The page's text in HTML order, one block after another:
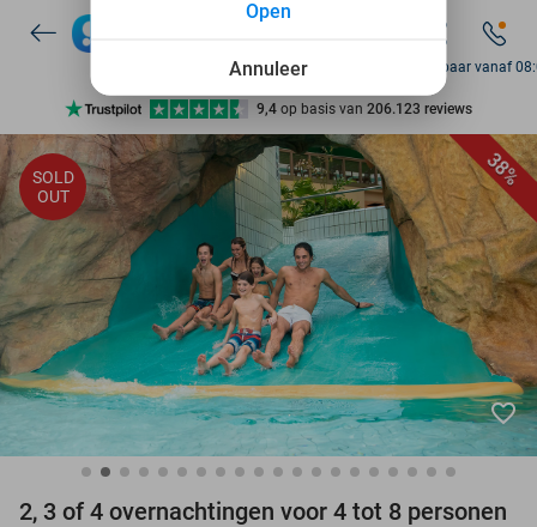
7 dagen per week beschikbaar
10+ miljoen leden
9,4 op basis van 206.123 reviews
Ontdek 15.000+ deals
7 dagen per week beschikbaar
10+ miljoen leden
Bereikbaar vanaf
38%
SOLD
OUT
favorite_border
2, 3 of 4 overnachtingen voor 4 tot 8 personen
Annuleer
Open